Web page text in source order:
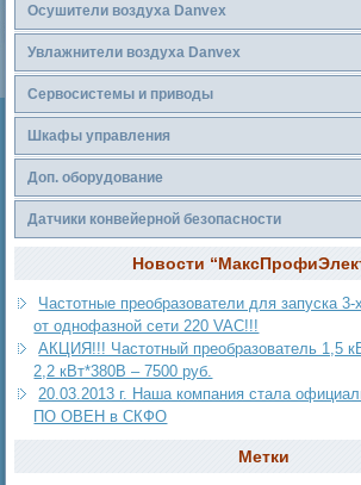
Осушители воздуха Danvex
Увлажнители воздуха Danvex
Сервосистемы и приводы
Шкафы управления
Доп. оборудование
Датчики конвейерной безопасности
Новости
Частотные преобразователи для запуска
от однофазной сети 220 VAC!!!
АКЦИЯ!!! Частотный преобразователь 1,5
2,2 кВт*380В – 7500 руб.
20.03.2013 г. Наша компания стала
ПО ОВЕН в СКФО
Метки